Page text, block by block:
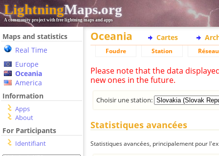
LightningMaps.org
A community project with free lightning maps and apps
Maps and statistics
Real Time
Europe
Oceania
America
Information
Apps
About
For Participants
Identifiant
Oceania Cartes
Foudre Station Réseau
Please note that the data
new ones in the future.
Choisir une station:
Statistiques avancées
Statistiques avancées, principalement pour